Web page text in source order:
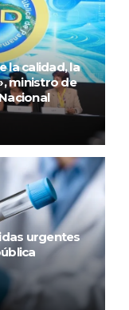
la calidad, la
ministro de
urgentes